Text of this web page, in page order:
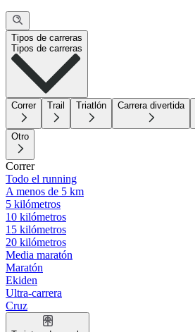
Tipos de carreras
Tipos de carreras
Correr Trail Triatlón Carrera divertida
Otro
Correr
Todo el running
A menos de 5 km
5 kilómetros
10 kilómetros
15 kilómetros
20 kilómetros
Media maratón
Maratón
Ekiden
Ultra-carrera
Cruz